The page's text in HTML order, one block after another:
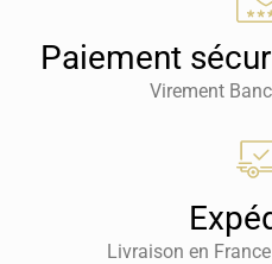
Paiement
Virement
Livraison en